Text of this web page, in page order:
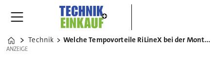
Home
Technik Welche Tempovorteile RiLineX bei der Montage bietet
ANZEIGE
ANZEIGE